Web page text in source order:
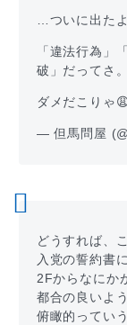
…ついに出たよ
「違法行為」
破」だってさ。
ダメだこりゃ
— 但馬問屋
どうすれば、
入党の誓約書
2Fからなにか
都合の良いよ
俯瞰的ってい